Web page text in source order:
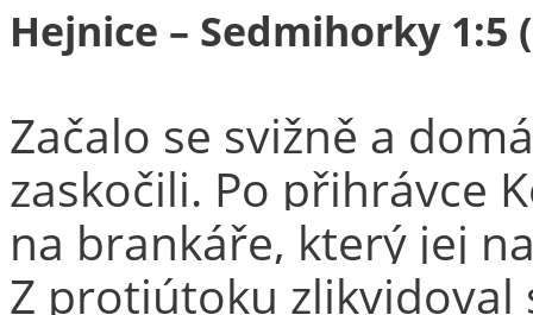
Hejnice – Sedmihorky 1:5
Začalo se svižně a
zaskočili. Po přihrávce
na brankáře, který jej
Z protiútoku zlikvidoval